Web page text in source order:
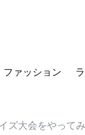
ファッション
ズ大会をやって